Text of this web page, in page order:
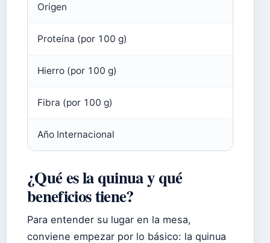
Origen
Proteína (por 100 g)
Hierro (por 100 g)
Fibra (por 100 g)
Año Internacional
¿Qué es la quinua y qué
beneficios tiene?
Para entender su lugar en la mesa,
conviene empezar por lo básico: la quinua